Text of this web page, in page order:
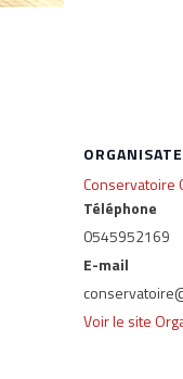
Conservatoire
Téléphone
0545952169
E-mail
Voir le site